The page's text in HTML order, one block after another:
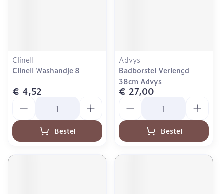
Clinell
Clinell Washandje 8
€ 4,52
Bestel
Advys
Badborstel Verlengd
38cm Advys
€ 27,00
Bestel